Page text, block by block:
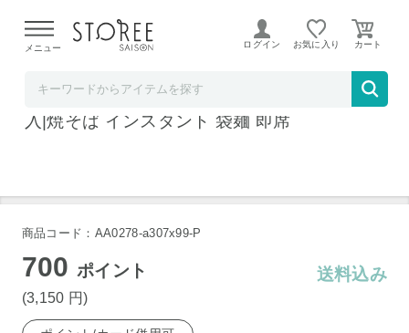
よる配送遅延が発生しております。
メニュー ログイン お気に入り
日清食品 日清焼そば 大盛り1.5倍 151g×12袋
入|焼そば インスタント 袋麺 即席
商品コード：AA0278-a307x99-P
700ポイント
(3,150 円)
送料込み